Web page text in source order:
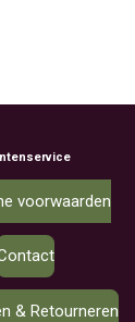
voorwaarden
& Retourneren